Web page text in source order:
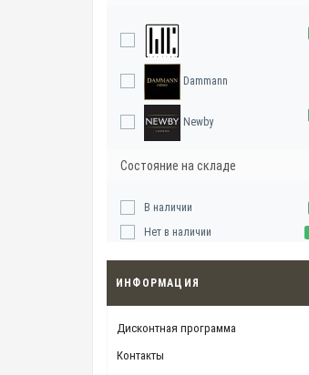
Dammann
Newby
Состояние на складе
В наличии
Нет в наличии
ИНФОРМАЦИЯ
Дисконтная программа
Контакты